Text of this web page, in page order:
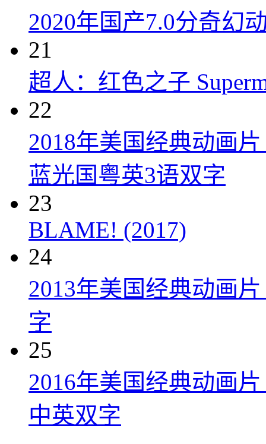
2020年国产7.0分奇幻
21
超人：红色之子
22
2018年美国经典动画
蓝光国粤英3语双字
23
BLAME! (2017)
24
2013年美国经典动画
字
25
2016年美国经典动画
中英双字